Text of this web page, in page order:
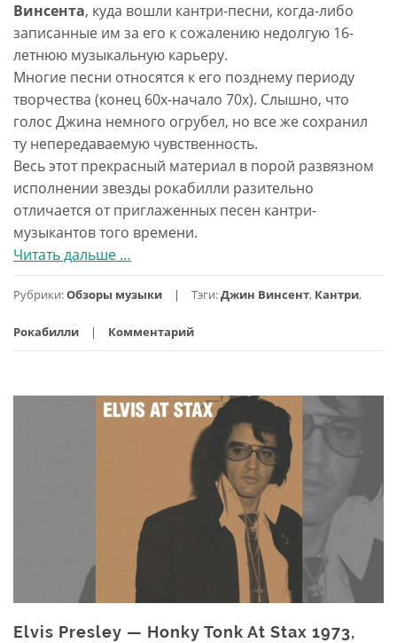
Винсента, куда вошли кантри-песни, когда-либо
записанные им за его к сожалению недолгую 16-
летнюю музыкальную карьеру.
Многие песни относятся к его позднему периоду
творчества (конец 60х-начало 70х). Слышно, что
голос Джина немного огрубел, но все же сохранил
ту непередаваемую чувственность.
Весь этот прекрасный материал в порой развязном
исполнении звезды рокабилли разительно
отличается от приглаженных песен кантри-
музыкантов того времени.
Читать дальше проGene
—
Country
песни
…
Рубрики:Обзоры музыки Тэги:Джин Винсент, Кантри,
Рокабилли Комментарий
Elvis Presley — Honky Tonk At Stax 1973,